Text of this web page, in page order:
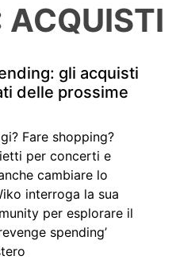
ACQUISTI
gli acquisti
delle prossime
Fare shopping?
per concerti e
cambiare lo
interroga la sua
per esplorare il
spending’